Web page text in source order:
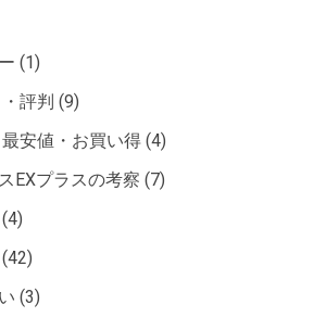
(1)
評判 (9)
安値・お買い得 (4)
EXプラスの考察 (7)
(4)
(42)
(3)